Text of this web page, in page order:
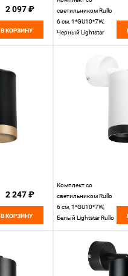
2 097 ₽
В КОРЗИНУ
светильником Rullo
6 см, 1*GU10*7W,
Черный Lightstar
2 247 ₽
В КОРЗИНУ
Комплект со
светильником Rullo
6 см, 1*GU10*7W,
Белый Lightstar Rullo